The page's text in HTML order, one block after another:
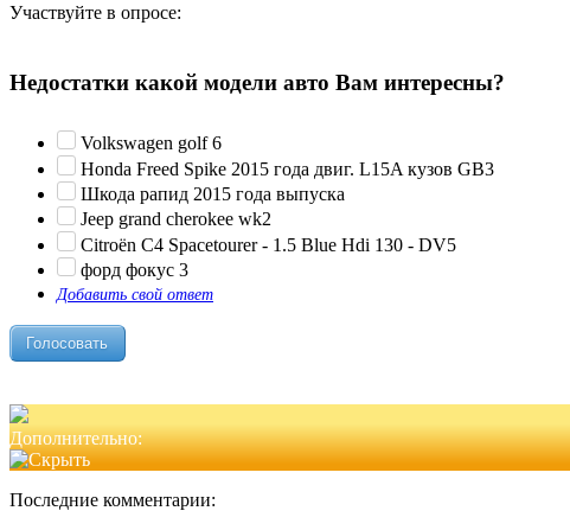
Участвуйте в опросе:
Недостатки какой модели авто Вам интересны?
Volkswagen golf 6
Honda Freed Spike 2015 года двиг. L15A кузов GB3
Шкода рапид 2015 года выпуска
Jeep grand cherokee wk2
Citroën C4 Spacetourer - 1.5 Blue Hdi 130 - DV5
форд фокус 3
Добавить свой ответ
Дополнительно:
Последние комментарии: